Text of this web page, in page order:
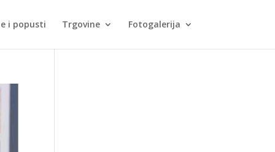
i popusti Trgovine Fotogalerija